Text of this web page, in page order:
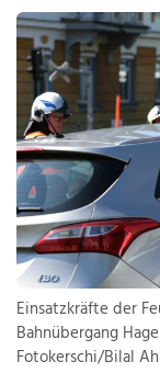
Einsatzkräfte der
Bahnübergang
Fotokerschi/Bilal